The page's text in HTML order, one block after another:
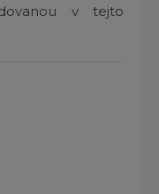
v tejto